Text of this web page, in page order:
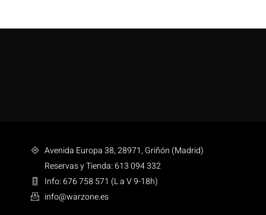
Avenida Europa 38, 28971, Griñón (Madrid)
Reservas y Tienda: 613 094 332
Info: 676 758 571 (L a V 9-18h)
info@warzone.es